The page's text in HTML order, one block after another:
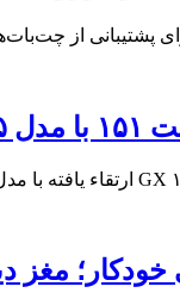
برای پشتیبانی از
1404]
خودکار؛